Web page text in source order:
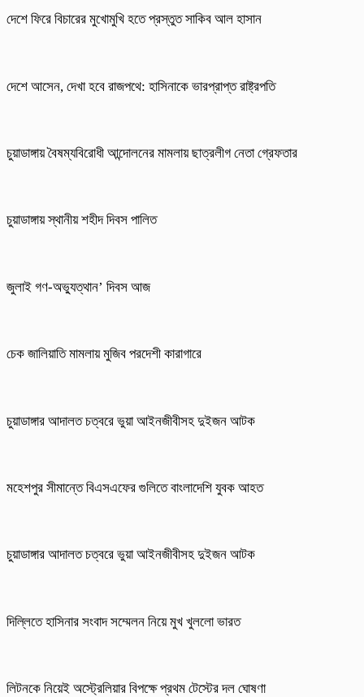
দেশে ফিরে বিচারের মুখোমুখি হতে প্রস্তুত সাকিব আল হাসান
দেশে আসেন, দেখা হবে রাজপথে: হাসিনাকে ভারপ্রাপ্ত রাষ্ট্রপতি
চুয়াডাঙ্গায় বৈষম্যবিরোধী আন্দোলনের মামলায় ছাত্রলীগ নেতা গ্রেফতার
চুয়াডাঙ্গায় স্থানীয় শহীদ দিবস পা‌লিত
জুলাই গণ-অভ্যুত্থান’ দিবস আজ
চেক জালিয়াতি মামলায় মুজিব পরদেশী কারাগারে
চুয়াডাঙ্গার আদালত চত্বরে ভুয়া আইনজীবীসহ দুইজন আটক
মহেশপুর সীমান্তে বিএসএফের গুলিতে বাংলাদেশি যুবক আহত
চুয়াডাঙ্গার আদালত চত্বরে ভুয়া আইনজীবীসহ দুইজন আটক
দিল্লিতে হাসিনার সংবাদ সম্মেলন নিয়ে মুখ খুললো ভারত
লিটনকে নিয়েই অস্ট্রেলিয়ার বিপক্ষে প্রথম টেস্টের দল ঘোষণা